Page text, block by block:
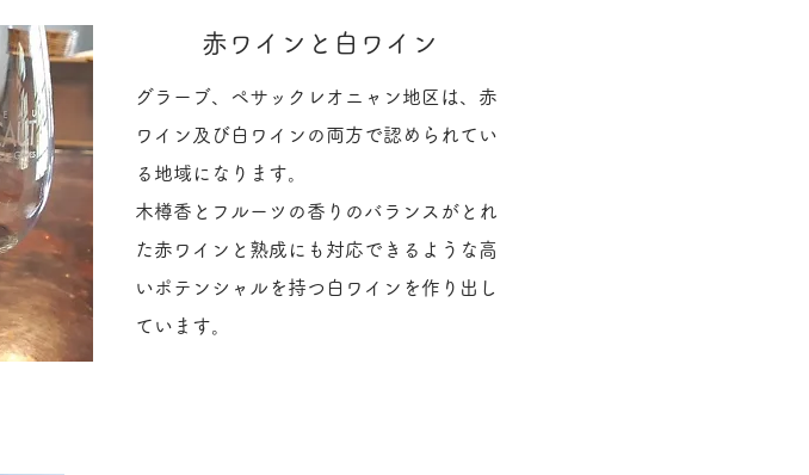
赤ワインと白ワイン
グラーブ、ペサックレオニャン地区は、赤
ワイン及び白ワインの両方で認められてい
る地域になります。
木樽香とフルーツの香りのバランスがとれ
た赤ワインと熟成にも対応できるような高
いポテンシャルを持つ白ワインを作り出し
ています。